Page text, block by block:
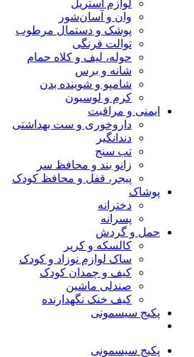
لوازم استریل
وان و آسان‌شور
پوشک و دستمال مرطوب
توالت فرنگی
حوله، لیف و کلاه حمام
شانه و برس
شامپو و شوینده بدن
کرم و لوسیون
ایمنی و مراقبت
داروخوری و ست بهداشتی
دندانگیر
تب‌ سنج
زانو بند و محافظ سر
پیجر، قفل و محافظ کودک
پوشاک
دخترانه
پسرانه
حمل و گردش
کالسکه و کریر
ساک لوازم نوزاد و کودک
کیف و چمدان کودک
صندلی ماشین
کیف خنک نگهدارنده
پکیج سیسمونی
پکیج سیسمونی